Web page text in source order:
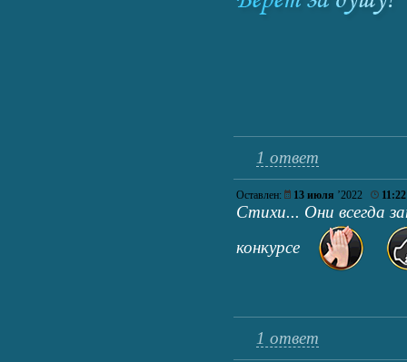
1 ответ
Оставлен: 13 июля ’2022 11:22
Стихи... Они всегда
конкурсе
1 ответ